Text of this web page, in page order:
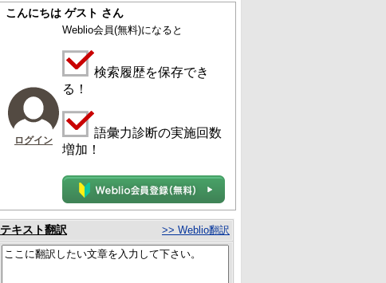
こんにちは ゲスト さん
ログイン
Weblio会員(無料)になると
検索履歴を保存でき
る！
語彙力診断の実施回数
増加！
テキスト翻訳 >> Weblio翻訳